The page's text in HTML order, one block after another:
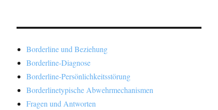
Borderline und Beziehung
Borderline-Diagnose
Borderline-Persönlichkeitsstörung
Borderlinetypische Abwehrmechanismen
Fragen und Antworten